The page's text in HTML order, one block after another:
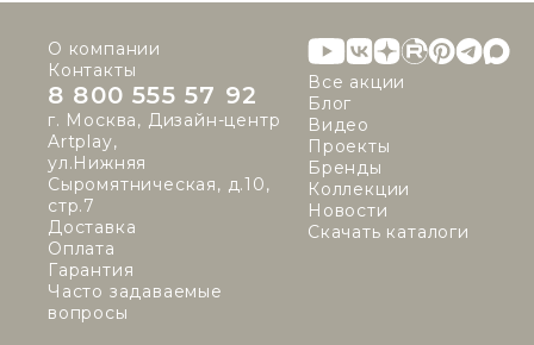
О компании
Контакты
8 800 555 57 92
г. Москва, Дизайн-центр
Artplay,
ул.Нижняя
Сыромятническая, д.10,
стр.7
Доставка
Оплата
Гарантия
Часто задаваемые
вопросы
Все акции
Блог
Видео
Проекты
Бренды
Коллекции
Новости
Скачать каталоги